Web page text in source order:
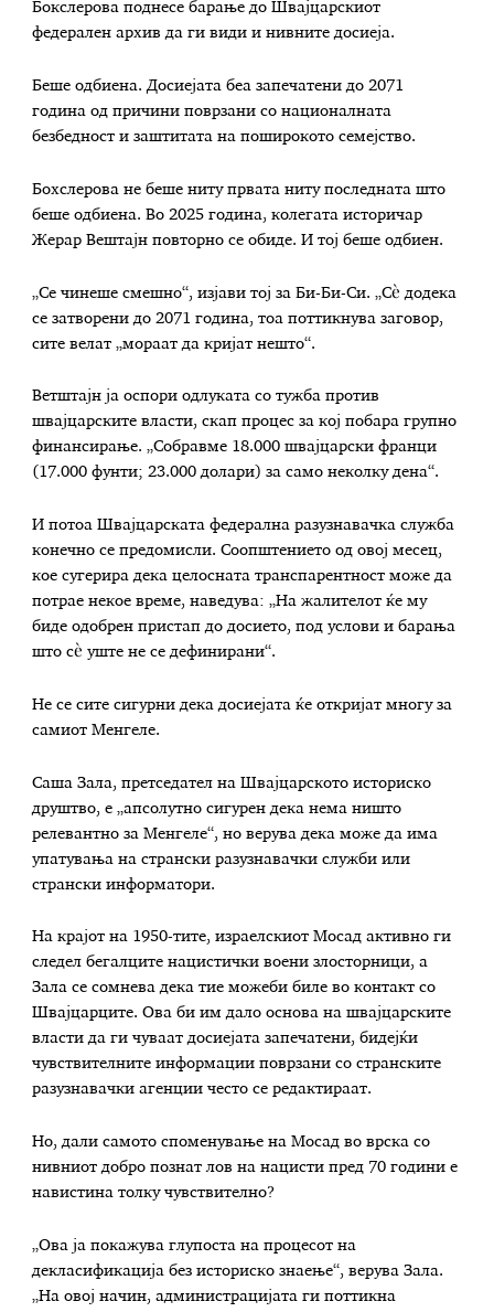
Бокслерова поднесе барање до Швајцарскиот
федерален архив да ги види и нивните досиеја.
Беше одбиена. Досиејата беа запечатени до 2071
година од причини поврзани со националната
безбедност и заштитата на поширокото семејство.
Бохслерова не беше ниту првата ниту последната што
беше одбиена. Во 2025 година, колегата историчар
Жерар Вештајн повторно се обиде. И тој беше одбиен.
„Се чинеше смешно“, изјави тој за Би-Би-Си. „Сè додека
се затворени до 2071 година, тоа поттикнува заговор,
сите велат „мораат да кријат нешто“.
Ветштајн ја оспори одлуката со тужба против
швајцарските власти, скап процес за кој побара групно
финансирање. „Собравме 18.000 швајцарски франци
(17.000 фунти; 23.000 долари) за само неколку дена“.
И потоа Швајцарската федерална разузнавачка служба
конечно се предомисли. Соопштението од овој месец,
кое сугерира дека целосната транспарентност може да
потрае некое време, наведува: „На жалителот ќе му
биде одобрен пристап до досието, под услови и барања
што сè уште не се дефинирани“.
Не се сите сигурни дека досиејата ќе откријат многу за
самиот Менгеле.
Саша Зала, претседател на Швајцарското историско
друштво, е „апсолутно сигурен дека нема ништо
релевантно за Менгеле“, но верува дека може да има
упатувања на странски разузнавачки служби или
странски информатори.
На крајот на 1950-тите, израелскиот Мосад активно ги
следел бегалците нацистички воени злосторници, а
Зала се сомнева дека тие можеби биле во контакт со
Швајцарците. Ова би им дало основа на швајцарските
власти да ги чуваат досиејата запечатени, бидејќи
чувствителните информации поврзани со странските
разузнавачки агенции често се редактираат.
Но, дали самото споменување на Мосад во врска со
нивниот добро познат лов на нацисти пред 70 години е
навистина толку чувствително?
„Ова ја покажува глупоста на процесот на
декласификација без историско знаење“, верува Зала.
„На овој начин, администрацијата ги поттикна